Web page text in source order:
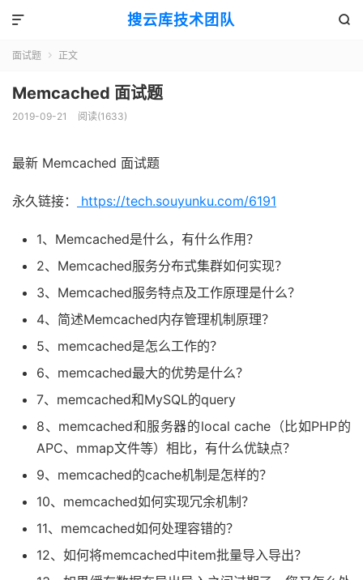
搜云库技术团队 

面试题  正文
Memcached 面试题
2019-09-21 阅读(1633)
最新 Memcached 面试题
永久链接： https://tech.souyunku.com/6191
1、Memcached是什么，有什么作用？
2、Memcached服务分布式集群如何实现？
3、Memcached服务特点及工作原理是什么？
4、简述Memcached内存管理机制原理？
5、memcached是怎么工作的？
6、memcached最大的优势是什么？
7、memcached和MySQL的query
8、memcached和服务器的local cache（比如PHP的
APC、mmap文件等）相比，有什么优缺点？
9、memcached的cache机制是怎样的？
10、memcached如何实现冗余机制？
11、memcached如何处理容错的？
12、如何将memcached中item批量导入导出？